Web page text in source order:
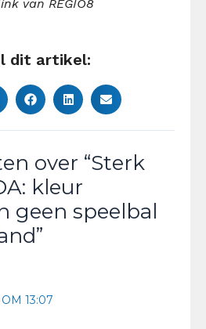
van REGIO8
dit artikel:
over “Sterk
kleur
geen speelbal
13:07